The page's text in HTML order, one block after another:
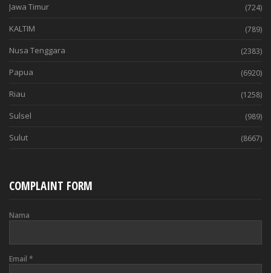
Jawa Timur (724)
KALTIM (789)
Nusa Tenggara (2383)
Papua (6920)
Riau (1258)
Sulsel (989)
Sulut (8667)
COMPLAINT FORM
Nama
Email *